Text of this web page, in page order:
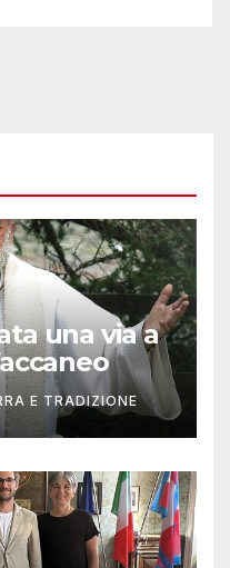
una via a
E TRADIZIONE